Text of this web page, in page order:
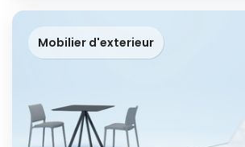
Mobilier d'exterieur